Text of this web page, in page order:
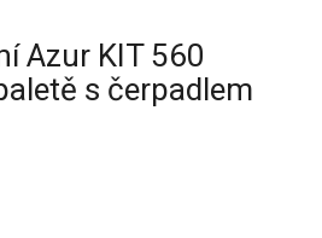
Azur KIT 560
s čerpadlem